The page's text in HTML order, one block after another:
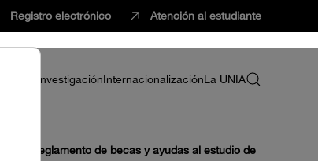
Registro electrónico Atención al estudiante
InvestigaciónInternacionalizaciónLa UNIA
Reglamento de becas y ayudas al estudio de